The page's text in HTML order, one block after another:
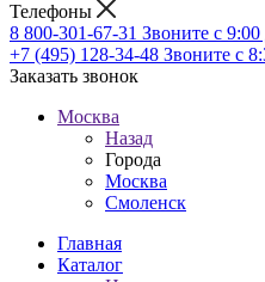
Телефоны
8 800-301-67-31 Звоните с
+7 (495) 128-34-48 Звоните с
Заказать звонок
Москва
Назад
Города
Москва
Смоленск
Главная
Каталог